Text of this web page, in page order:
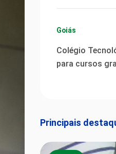
Goiás
Colégio
para cursos
Principais